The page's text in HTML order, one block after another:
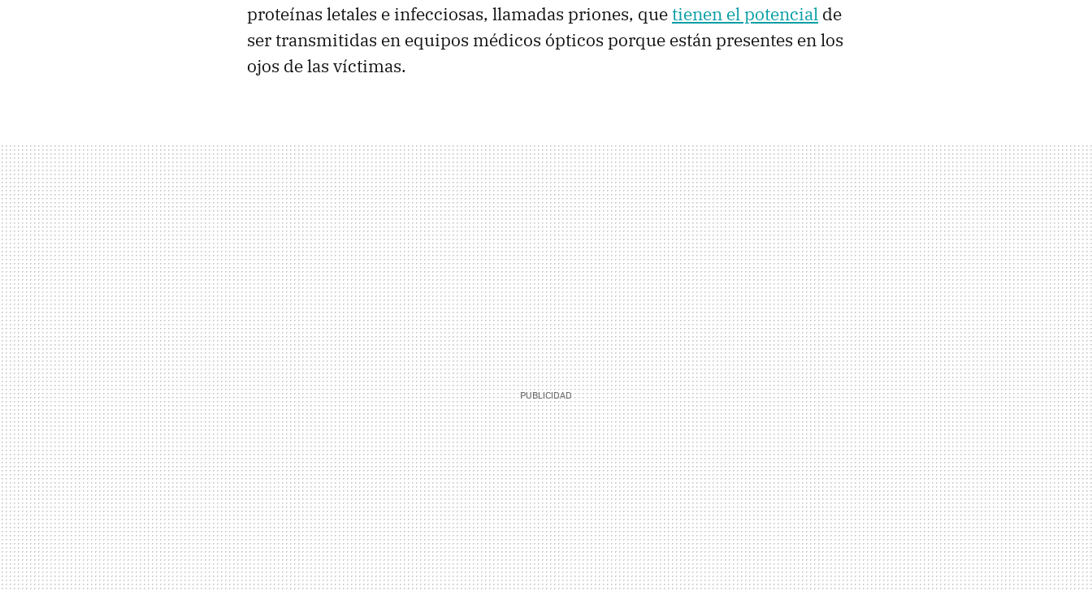
proteínas letales e infecciosas, llamadas priones, quetienen el potencial de
ser transmitidas en equipos médicos ópticos porque están presentes en los
ojos de las víctimas.